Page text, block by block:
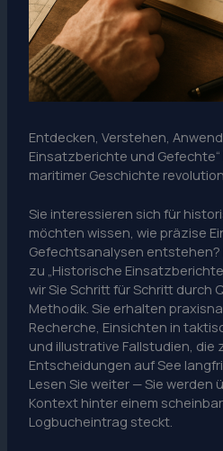
Entdecken, Verstehen,
Einsatzberichte und
maritimer Geschichte
Sie interessieren sich für
möchten wissen, wie präzise
Gefechtsanalysen entstehen?
zu „Historische
wir Sie Schritt für Schritt durch
Methodik. Sie erhalten
Recherche, Einsichten in
und illustrative Fallstudien, die
Entscheidungen auf See
Lesen Sie weiter — Sie werden
Kontext hinter einem
Logbucheintrag steckt.